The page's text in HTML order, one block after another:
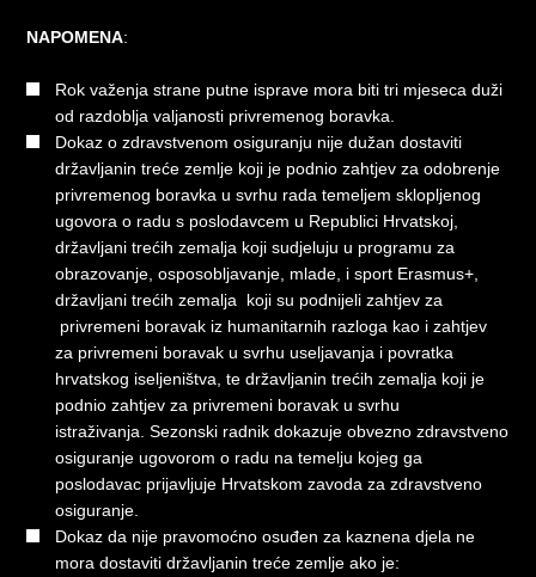
NAPOMENA:
Rok važenja strane putne isprave mora biti tri mjeseca duži
od razdoblja valjanosti privremenog boravka.
Dokaz o zdravstvenom osiguranju nije dužan dostaviti
državljanin treće zemlje koji je podnio zahtjev za odobrenje
privremenog boravka u svrhu rada temeljem sklopljenog
ugovora o radu s poslodavcem u Republici Hrvatskoj,
državljani trećih zemalja koji sudjeluju u programu za
obrazovanje, osposobljavanje, mlade, i sport Erasmus+,
državljani trećih zemalja koji su podnijeli zahtjev za
privremeni boravak iz humanitarnih razloga kao i zahtjev
za privremeni boravak u svrhu useljavanja i povratka
hrvatskog iseljeništva, te državljanin trećih zemalja koji je
podnio zahtjev za privremeni boravak u svrhu
istraživanja. Sezonski radnik dokazuje obvezno zdravstveno
osiguranje ugovorom o radu na temelju kojeg ga
poslodavac prijavljuje Hrvatskom zavoda za zdravstveno
osiguranje.
Dokaz da nije pravomoćno osuđen za kaznena djela ne
mora dostaviti državljanin treće zemlje ako je: